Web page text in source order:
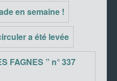
en semaine !
a été levée
FAGNES ” n° 337